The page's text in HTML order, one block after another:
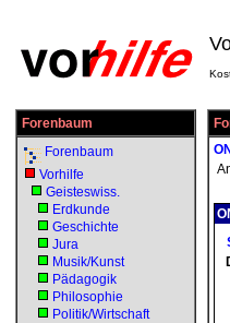
Forenbaum
Forenbaum
Vorhilfe
Geisteswiss.
Erdkunde
Geschichte
Jura
Musik/Kunst
Pädagogik
Philosophie
Politik/Wirtschaft